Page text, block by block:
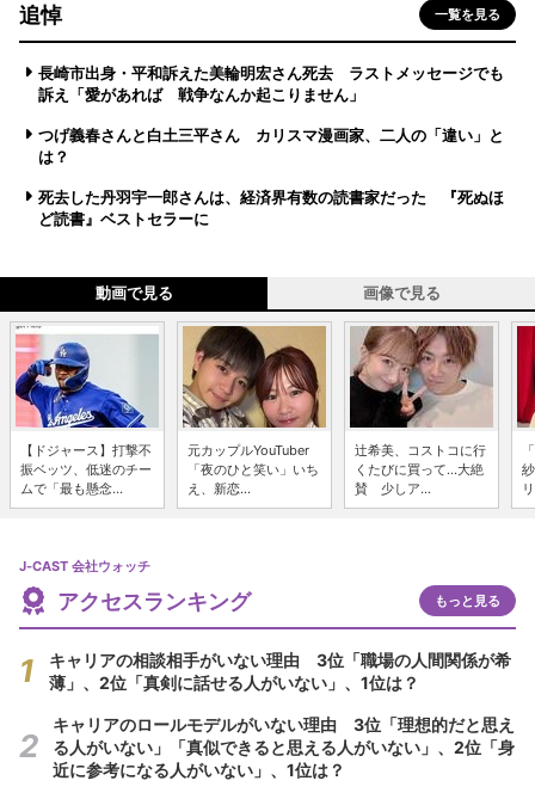
追悼 一覧を見る
長崎市出身・平和訴えた美輪明宏さん死去 ラストメッセージでも
訴え「愛があれば 戦争なんか起こりません」
つげ義春さんと白土三平さん カリスマ漫画家、二人の「違い」と
は？
死去した丹羽宇一郎さんは、経済界有数の読書家だった 『死ぬほ
ど読書』ベストセラーに
動画で見る 画像で見る
【ドジャース】打撃不
振ベッツ、低迷のチー
ムで「最も懸念...
元カップルYouTuber
「夜のひと笑い」いち
え、新恋...
辻希美、コストコに行
くたびに買って...大絶
賛 少しア...
J-CAST 会社ウォッチ
アクセスランキング もっと見る
キャリアの相談相手がいない理由 3位「職場の人間関係が希
薄」、2位「真剣に話せる人がいない」、1位は？
キャリアのロールモデルがいない理由 3位「理想的だと思え
る人がいない」「真似できると思える人がいない」、2位「身
近に参考になる人がいない」、1位は？